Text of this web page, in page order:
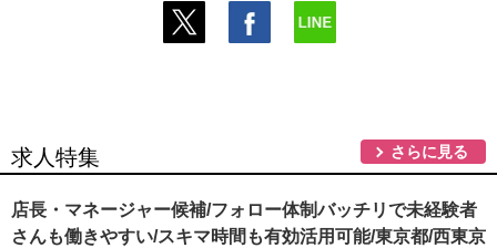
求人特集 さらに見る
店長・マネージャー候補/フォロー体制バッチリで未経験者
さんも働きやすい/スキマ時間も有効活用可能/東京都/西東京